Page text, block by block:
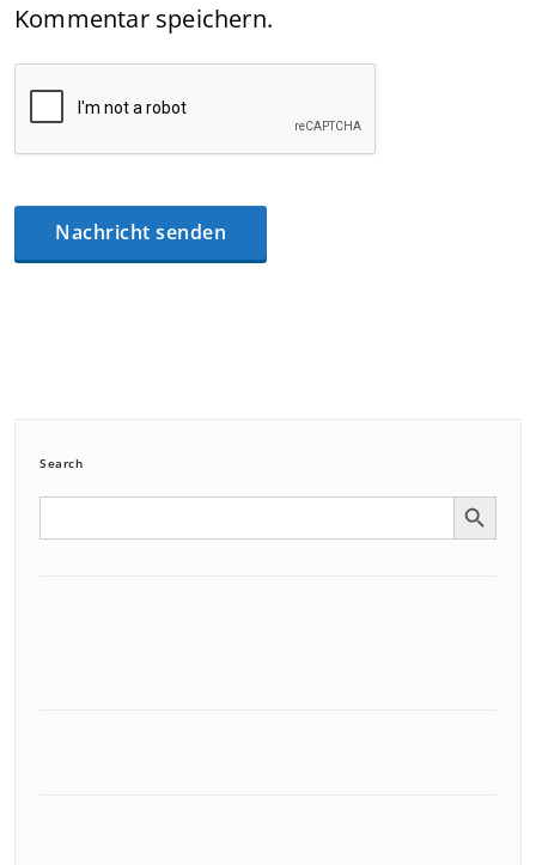
Kommentar speichern.
Search
Search Search Button